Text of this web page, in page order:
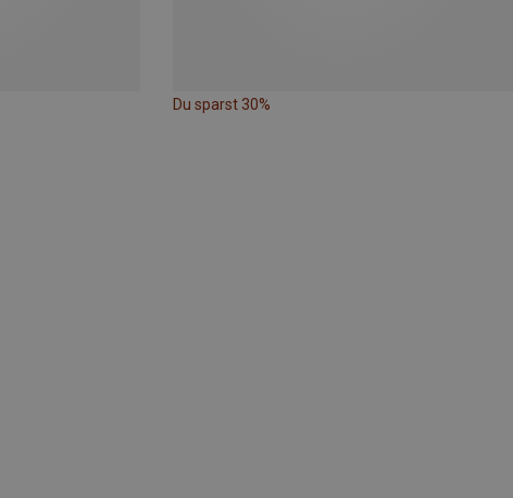
Du sparst 30%